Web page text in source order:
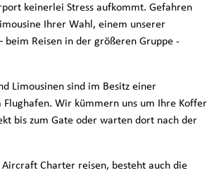
keinerlei Stress aufkommt. Gefahren
Ihrer Wahl, einem unserer
beim Reisen in der größeren Gruppe -
Limousinen sind im Besitz einer
Flughafen. Wir kümmern uns um Ihre Koffer
bis zum Gate oder warten dort nach der
Charter reisen, besteht auch die